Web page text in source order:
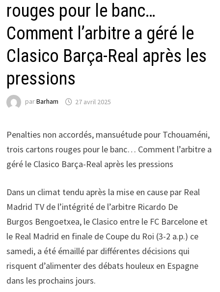
rouges pour le banc…
Comment l’arbitre a géré le
Clasico Barça-Real après les
pressions
parBarham 27 avril 2025
Penalties non accordés, mansuétude pour Tchouaméni,
trois cartons rouges pour le banc… Comment l’arbitre a
géré le Clasico Barça-Real après les pressions
Dans un climat tendu après la mise en cause par Real
Madrid TV de l’intégrité de l’arbitre Ricardo De
Burgos Bengoetxea, le Clasico entre le FC Barcelone et
le Real Madrid en finale de Coupe du Roi (3-2 a.p.) ce
samedi, a été émaillé par différentes décisions qui
risquent d’alimenter des débats houleux en Espagne
dans les prochains jours.